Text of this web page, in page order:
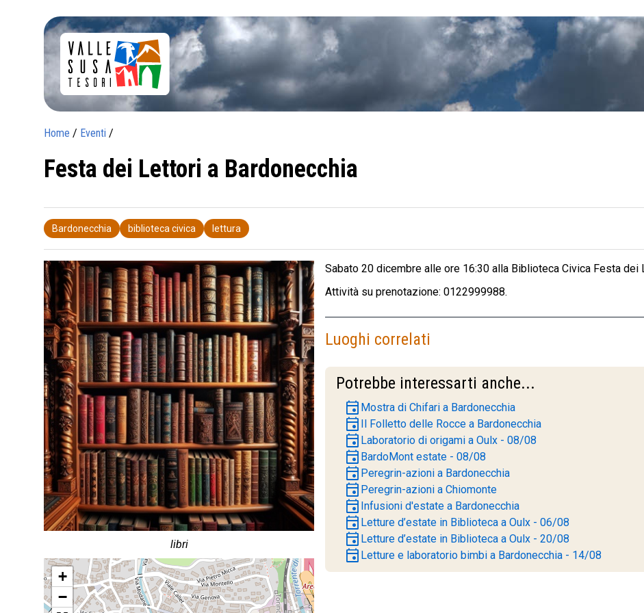
Home / Eventi /
Festa dei Lettori a Bardonecchia
Bardonecchia biblioteca civica lettura
libri
+
−
Sabato 20 dicembre alle ore 16:30 alla Biblioteca Civica Festa dei
Attività su prenotazione: 0122999988.
Luoghi correlati
Potrebbe interessarti anche...
event Mostra di Chifari a Bardonecchia
event Il Folletto delle Rocce a Bardonecchia
event Laboratorio di origami a Oulx - 08/08
event BardoMont estate - 08/08
event Peregrin-azioni a Bardonecchia
event Peregrin-azioni a Chiomonte
event Infusioni d'estate a Bardonecchia
event Letture d’estate in Biblioteca a Oulx - 06/08
event Letture d’estate in Biblioteca a Oulx - 20/08
event Letture e laboratorio bimbi a Bardonecchia - 14/08